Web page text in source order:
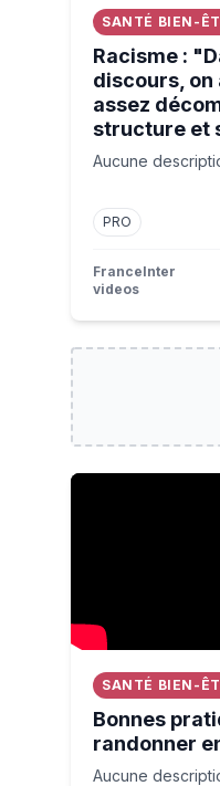
SANTÉ BIEN-
Racisme :
discours, on
assez
structure et
Aucune
PRO
FranceInter
videos
Bonnes
SANTÉ BIEN-
Bonnes
randonner
Aucune